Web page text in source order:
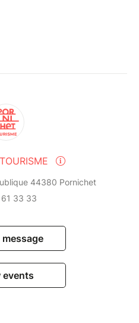
44380 Pornichet
33 33
message
events